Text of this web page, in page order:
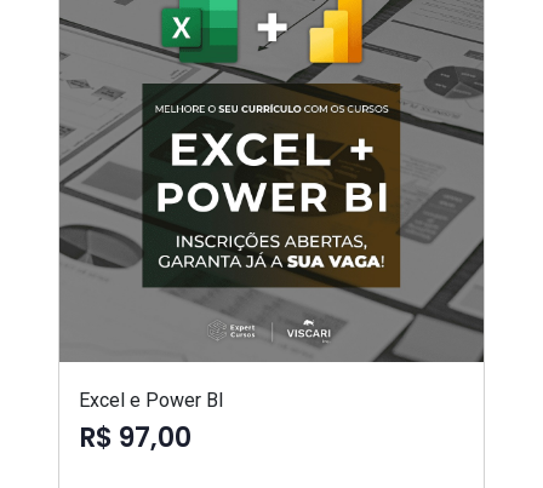
Excel e Power BI
R$ 97,00